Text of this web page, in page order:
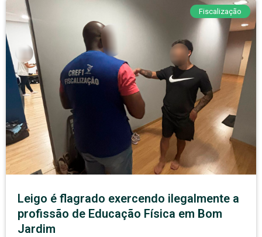
Fiscalização
Leigo é flagrado exercendo ilegalmente a
profissão de Educação Física em Bom
Jardim